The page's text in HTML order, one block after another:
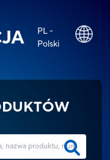
PL -
Polski